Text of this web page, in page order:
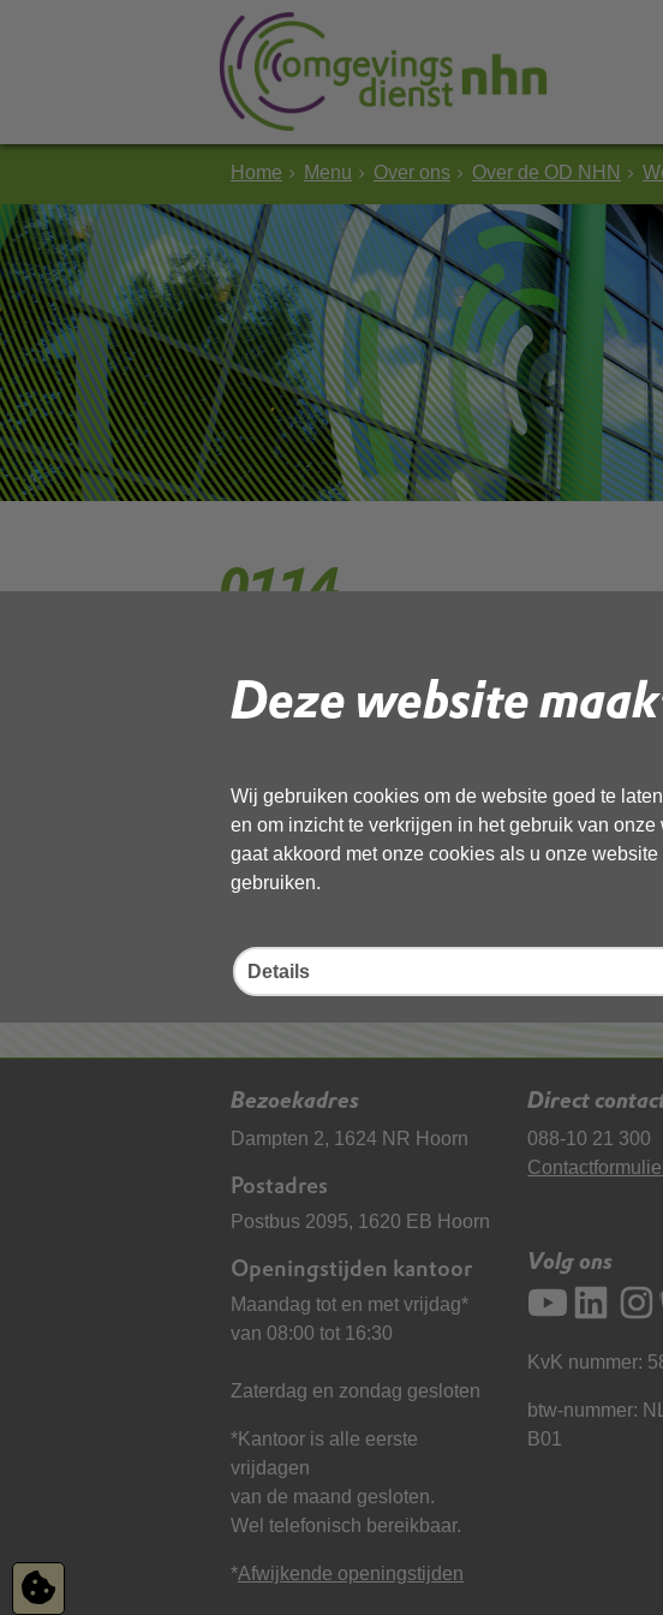
Deze website
Wij gebruiken cookies om de website goed te
en om inzicht te verkrijgen in het gebruik van onze
gaat akkoord met onze cookies als u onze website
gebruiken.
Details
Home Menu Over ons Over de OD NHN
0114
Gebruik de onderstaande link om het document te
Deel deze pagina
Bezoekadres
Dampten 2, 1624 NR Hoorn
Postadres
Postbus 2095, 1620 EB Hoorn
Openingstijden kantoor
Maandag tot en met vrijdag*
van 08:00 tot 16:30
Zaterdag en zondag gesloten
*Kantoor is alle eerste
vrijdagen
van de maand gesloten.
Wel telefonisch bereikbaar.
*Afwijkende openingstijden
Direct
088-10 21 300
Volg ons
KvK nummer:
btw-nummer:
B01